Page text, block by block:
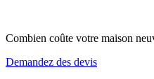
Combien coûte votre maison
Demandez des devis